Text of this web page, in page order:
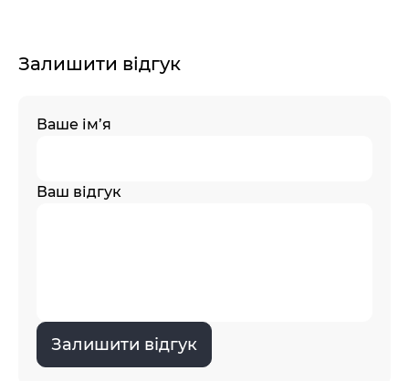
Залишити відгук
Ваше ім’я
Ваш відгук
Залишити відгук